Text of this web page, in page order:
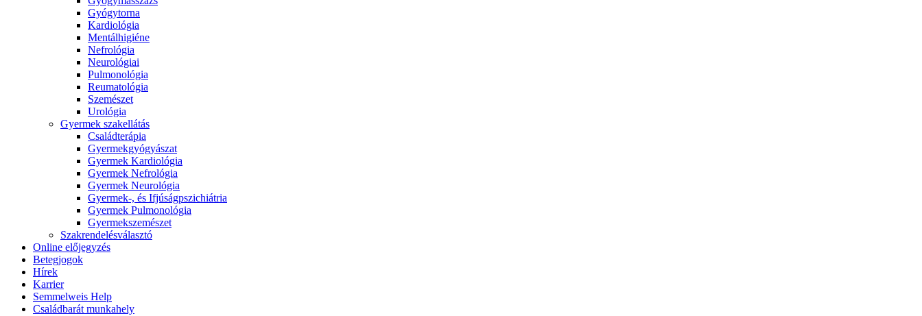
Gyógytorna
Kardiológia
Mentálhigiéne
Nefrológia
Neurológiai
Pulmonológia
Reumatológia
Szemészet
Urológia
Gyermek szakellátás
Családterápia
Gyermekgyógyászat
Gyermek Kardiológia
Gyermek Nefrológia
Gyermek Neurológia
Gyermek-, és Ifjúságpszichiátria
Gyermek Pulmonológia
Gyermekszemészet
Szakrendelésválasztó
Online előjegyzés
Betegjogok
Hírek
Karrier
Semmelweis Help
Családbarát munkahely